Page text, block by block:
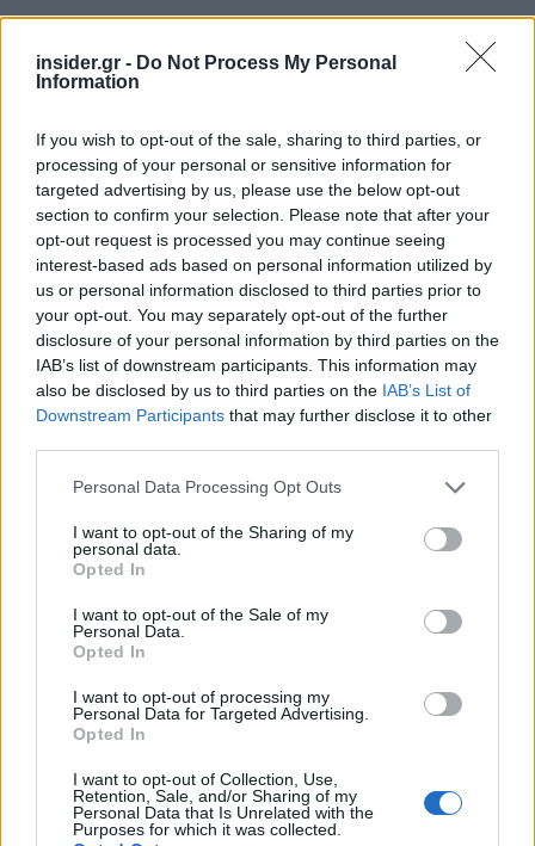
insider.gr - Do Not Process My Personal
Information
If you wish to opt-out of the sale, sharing to third parties, or
processing of your personal or sensitive information for
targeted advertising by us, please use the below opt-out
section to confirm your selection. Please note that after your
opt-out request is processed you may continue seeing
interest-based ads based on personal information utilized by
us or personal information disclosed to third parties prior to
your opt-out. You may separately opt-out of the further
disclosure of your personal information by third parties on the
IAB’s list of downstream participants. This information may
also be disclosed by us to third parties on the IAB’s List of
Downstream Participants that may further disclose it to other
Please note that this website/app uses one or more Google
not limited to your visit or usage behaviour. You may click to
grant or deny consent to Google and its third-party tags to
use your data for below specified purposes in below Google
consent section.
Personal Data Processing Opt Outs
I want to opt-out of the Sharing of my
personal data.
Opted In
I want to opt-out of the Sale of my
Personal Data.
Opted In
I want to opt-out of processing my
Personal Data for Targeted Advertising.
Opted In
I want to opt-out of Collection, Use,
Retention, Sale, and/or Sharing of my
Personal Data that Is Unrelated with the
Purposes for which it was collected.
Όλος αυτός ο οδικός χάρτης προϋποθέτει ότι θα
περάσει επιτυχώς από το Ευρωπαϊκό
Κοινοβούλιο στη Σύνοδο της ολομέλειας που θα
γίνει στις 23 Απριλίου το θέμα των νέων
δημοσιονομικών κανόνων. Καθώς μετά προφανώς
θα διαλυθεί για τις εκλογές...
Μία ημέρα πριν, στις 22/4 η Eurostat αναμένεται
της Αθήνας και των άλλων στο πλαίσιο της
διαδικασίας υπερβολικού ελλείμματος
ξεκινήσει να λαμβάνει η Αθήνα με την
αποστάσεως 4η «αποστολή» των θεσμών
Επιτροπής, της ΕΚΤ και του ESM) για την
παρακολούθηση της προόδου στο πλαίσιο της
μεταπρογραμματικής εποπτείας στην οποία θα
τελεί η Ελλάδα (και τα υπόλοιπα κράτη που
πέρασαν από μνημόνια) έως ότου αποπληρώσει
το πιο μεγάλο μέρος των δανείων που έλαβαν.